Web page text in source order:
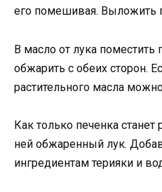
его помешивая. Выложить
В масло от лука
обжарить с обеих сторон.
растительного масла
Как только печенка
ней обжаренный лук.
ингредиентам терияки и